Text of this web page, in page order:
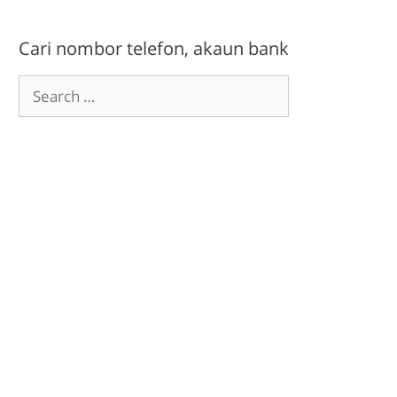
Cari nombor telefon, akaun bank
Search
for: